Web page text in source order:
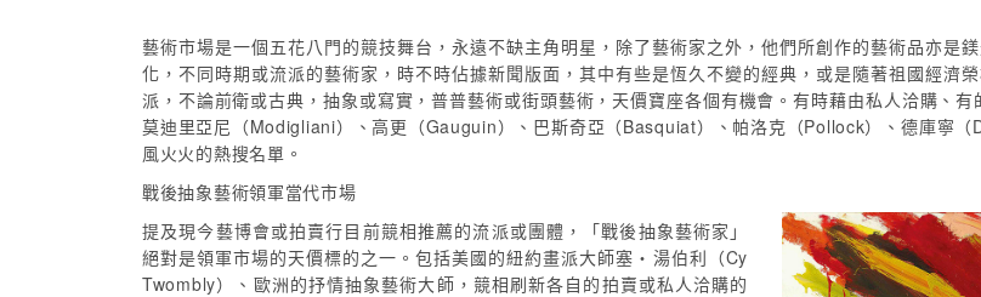
藝術市場是一個五花八門的競技舞台，永遠不缺主角明星，除了藝術家之外，他們所創作的藝術品亦是
化，不同時期或流派的藝術家，時不時佔據新聞版面，其中有些是恆久不變的經典，或是隨著祖國經濟
派，不論前衛或古典，抽象或寫實，普普藝術或街頭藝術，天價寶座各個有機會。有時藉由私人洽購、
莫迪里亞尼（Modigliani）、高更（Gauguin）、巴斯奇亞（Basquiat）、帕洛克（Pollock）、德庫寧
風火火的熱搜名單。
戰後抽象藝術領軍當代市場
提及現今藝博會或拍賣行目前競相推薦的流派或團體，「戰後抽象藝術家」
絕對是領軍市場的天價標的之一。包括美國的紐約畫派大師塞・湯伯利（Cy
Twombly）、歐洲的抒情抽象藝術大師，競相刷新各自的拍賣或私人洽購的